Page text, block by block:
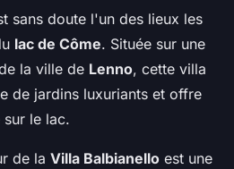
sans doute l'un des lieux les
lac de Côme. Située sur une
la ville de Lenno, cette villa
de jardins luxuriants et offre
sur le lac.
de la Villa Balbianello est une